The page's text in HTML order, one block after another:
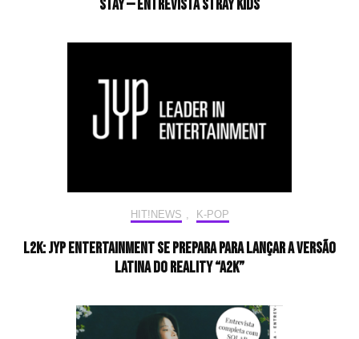
STAY — Entrevista Stray Kids
HIT!NEWS K-POP
L2K: JYP Entertainment se prepara para lançar a versão
latina do reality “A2K”